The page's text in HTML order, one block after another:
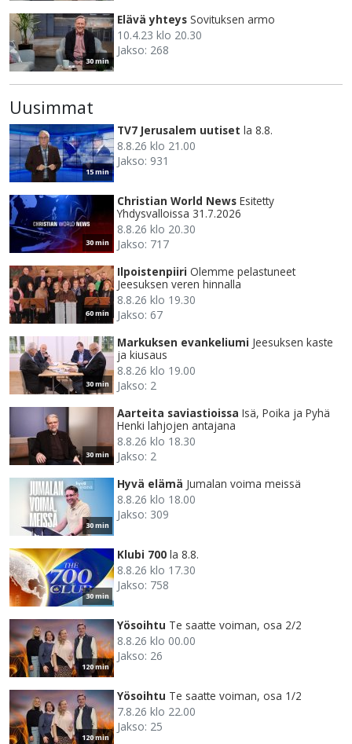
30 min
Elävä yhteys Sovituksen armo
10.4.23 klo 20.30
Jakso: 268
Uusimmat
15 min
TV7 Jerusalem uutiset la 8.8.
8.8.26 klo 21.00
Jakso: 931
30 min
Christian World News Esitetty
Yhdysvalloissa 31.7.2026
8.8.26 klo 20.30
Jakso: 717
60 min
Ilpoistenpiiri Olemme pelastuneet
Jeesuksen veren hinnalla
8.8.26 klo 19.30
Jakso: 67
30 min
Markuksen evankeliumi Jeesuksen kaste
ja kiusaus
8.8.26 klo 19.00
Jakso: 2
30 min
Aarteita saviastioissa Isä, Poika ja Pyhä
Henki lahjojen antajana
8.8.26 klo 18.30
Jakso: 2
30 min
Hyvä elämä Jumalan voima meissä
8.8.26 klo 18.00
Jakso: 309
30 min
Klubi 700 la 8.8.
8.8.26 klo 17.30
Jakso: 758
120 min
Yösoihtu Te saatte voiman, osa 2/2
8.8.26 klo 00.00
Jakso: 26
120 min
Yösoihtu Te saatte voiman, osa 1/2
7.8.26 klo 22.00
Jakso: 25